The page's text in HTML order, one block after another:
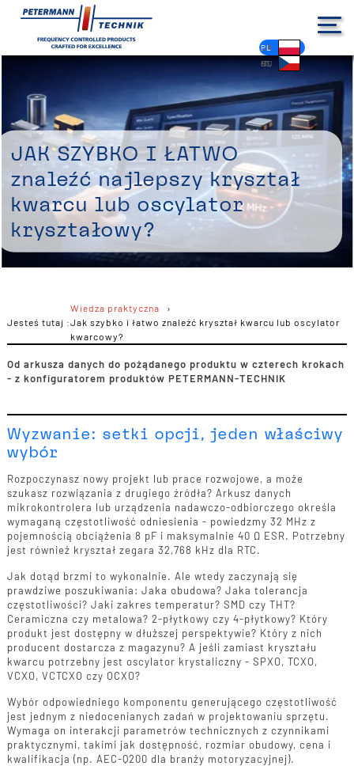
DE
EN
FR
ES
PL
IT
NL
HU
CS
Jak szybko i łatwo
znaleźć najlepszy kryształ
kwarcu lub oscylator
kryształowy?
Jesteś tutaj :
Wiedza praktyczna
Jak szybko i łatwo znaleźć kryształ kwarcu lub oscylator
kwarcowy?
Od arkusza danych do pożądanego produktu w czterech krokach
- z konfiguratorem produktów PETERMANN-TECHNIK
Wyzwanie: setki opcji, jeden właściwy
wybór
Rozpoczynasz nowy projekt lub prace rozwojowe, a może
szukasz rozwiązania z drugiego źródła? Arkusz danych
mikrokontrolera lub urządzenia nadawczo-odbiorczego określa
wymaganą częstotliwość odniesienia - powiedzmy 32 MHz z
pojemnością obciążenia 8 pF i maksymalnie 40 Ω ESR. Potrzebny
jest również kryształ zegara 32,768 kHz dla RTC.
Jak dotąd brzmi to wykonalnie. Ale wtedy zaczynają się
prawdziwe poszukiwania: Jaka obudowa? Jaka tolerancja
częstotliwości? Jaki zakres temperatur? SMD czy THT?
Ceramiczna czy metalowa? 2-płytkowy czy 4-płytkowy? Który
produkt jest dostępny w dłuższej perspektywie? Który z nich
producent dostarcza z magazynu? A jeśli zamiast kryształu
kwarcu potrzebny jest oscylator krystaliczny - SPXO, TCXO,
VCXO, VCTCXO czy OCXO?
Wybór odpowiedniego komponentu generującego częstotliwość
jest jednym z niedocenianych zadań w projektowaniu sprzętu.
Wymaga on interakcji parametrów technicznych z czynnikami
praktycznymi, takimi jak dostępność, rozmiar obudowy, cena i
kwalifikacja (np. AEC-Q200 dla branży motoryzacyjnej).